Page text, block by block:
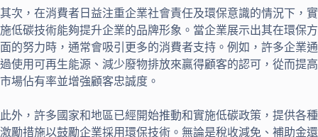
其次，在消費者日益注重企業社會責任及環保意識的情況下，實
施低碳技術能夠提升企業的品牌形象。當企業展示出其在環保方
面的努力時，通常會吸引更多的消費者支持。例如，許多企業通
過使用可再生能源、減少廢物排放來贏得顧客的認可，從而提高
市場佔有率並增強顧客忠誠度。
此外，許多國家和地區已經開始推動和實施低碳政策，提供各種
激勵措施以鼓勵企業採用環保技術。無論是稅收減免、補助金還